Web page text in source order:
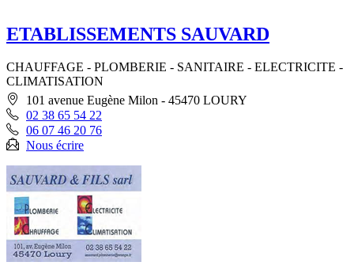
ETABLISSEMENTS SAUVARD
CHAUFFAGE - PLOMBERIE - SANITAIRE - ELECTRICITE -
CLIMATISATION
101 avenue Eugène Milon - 45470 LOURY
02 38 65 54 22
06 07 46 20 76
Nous écrire